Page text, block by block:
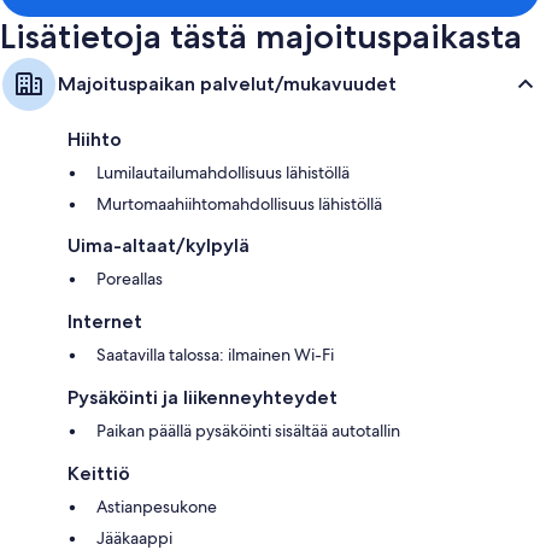
Lisätietoja tästä majoituspaikasta
Majoituspaikan palvelut/mukavuudet
Hiihto
Lumilautailumahdollisuus lähistöllä
Murtomaahiihtomahdollisuus lähistöllä
Uima-altaat/kylpylä
Poreallas
Internet
Saatavilla talossa: ilmainen Wi-Fi
Pysäköinti ja liikenneyhteydet
Paikan päällä pysäköinti sisältää autotallin
Keittiö
Astianpesukone
Jääkaappi